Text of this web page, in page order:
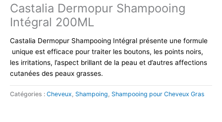
Castalia Dermopur Shampooing
Intégral 200ML
Castalia Dermopur Shampooing Intégral présente une formule
unique est efficace pour traiter les boutons, les points noirs,
les irritations, l’aspect brillant de la peau et d’autres affections
cutanées des peaux grasses.
Catégories : Cheveux, Shampoing, Shampooing pour Cheveux Gras